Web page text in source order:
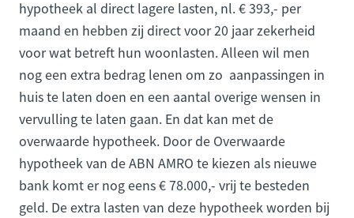
hypotheek al direct lagere lasten, nl. € 393,- per
maand en hebben zij direct voor 20 jaar zekerheid
voor wat betreft hun woonlasten. Alleen wil men
nog een extra bedrag lenen om zo aanpassingen in
huis te laten doen en een aantal overige wensen in
vervulling te laten gaan. En dat kan met de
overwaarde hypotheek. Door de Overwaarde
hypotheek van de ABN AMRO te kiezen als nieuwe
bank komt er nog eens € 78.000,- vrij te besteden
geld. De extra lasten van deze hypotheek worden bij